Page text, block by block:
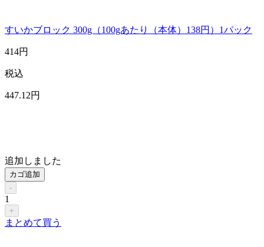
すいかブロック 300g（100gあたり（本体）138円）1パック
414円
税込
447.12円
追加しました
カゴ追加
-
1
+
まとめて買う